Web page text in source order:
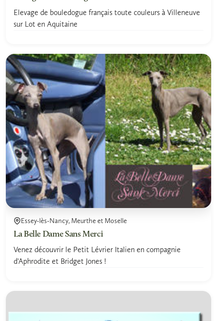
Elevage de bouledogue français toute couleurs à Villeneuve
sur Lot en Aquitaine
Essey-lès-Nancy, Meurthe et Moselle
La Belle Dame Sans Merci
Venez découvrir le Petit Lévrier Italien en compagnie
d'Aphrodite et Bridget Jones !